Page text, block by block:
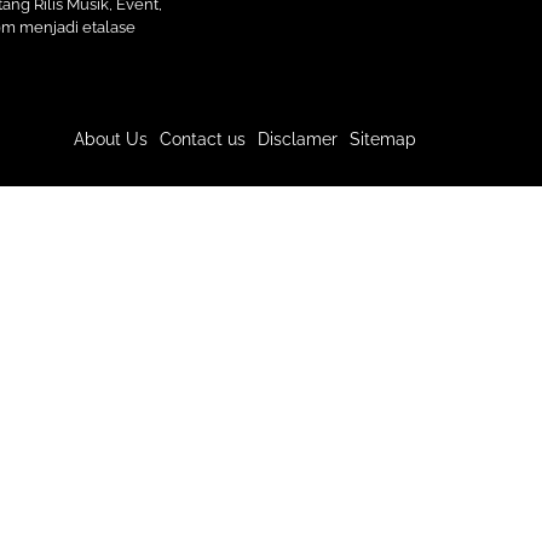
Rilis Musik, Event,
menjadi etalase
About Us Contact us Disclamer Sitemap